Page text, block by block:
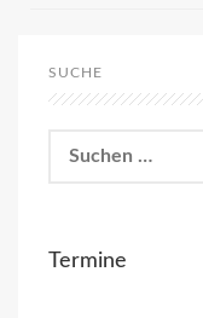
SUCHE
nach:
Termine